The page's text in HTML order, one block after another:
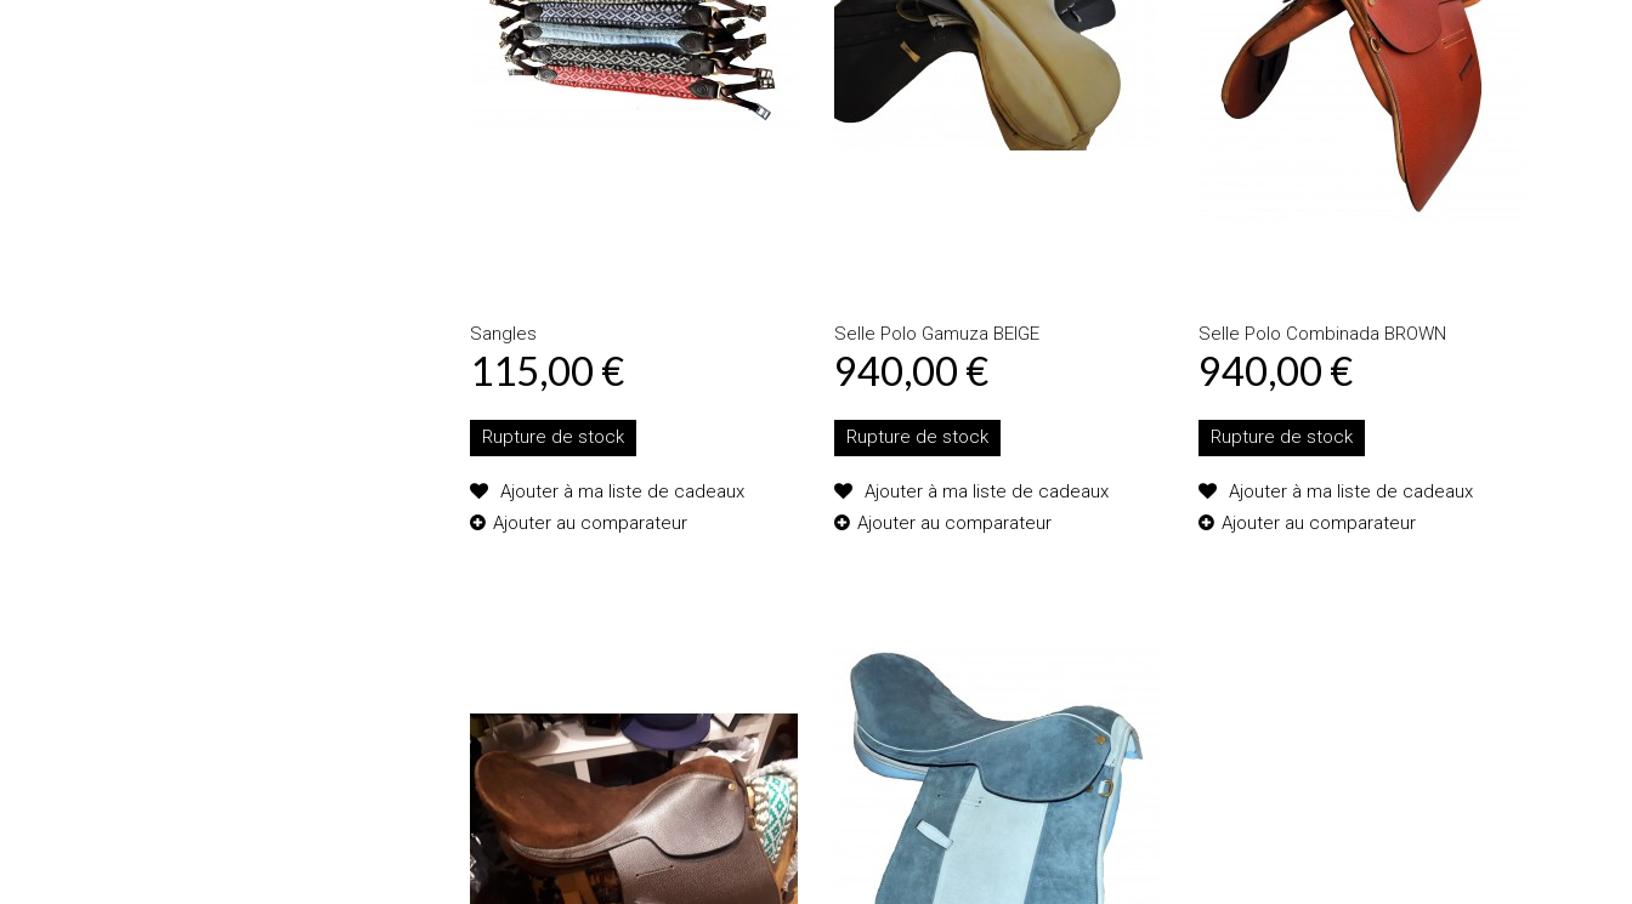
Détails Détails Détails
Ajouter au
panier
Détails
Sangles
115,00 €
Rupture de stock
Ajouter à ma liste de cadeaux
Ajouter au comparateur
Ajouter au
panier
Selle Polo Gamuza BEIGE
940,00 €
Rupture de stock
Ajouter à ma liste de cadeaux
Ajouter au comparateur
Selle Polo Combinada BROWN
940,00 €
Rupture de stock
Ajouter à ma liste de cadeaux
Ajouter au comparateur